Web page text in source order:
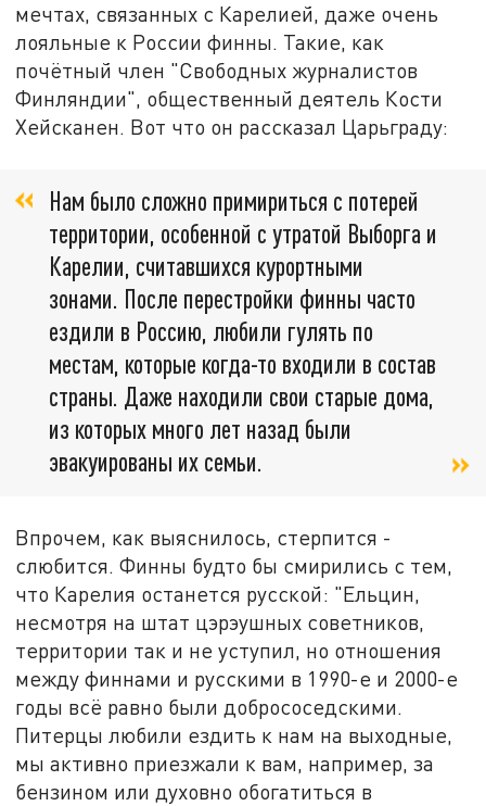
мечтах, связанных с Карелией, даже очень
лояльные к России финны. Такие, как
почётный член "Свободных журналистов
Финляндии", общественный деятель Кости
Хейсканен. Вот что он рассказал Царьграду:
Нам было сложно примириться с потерей
территории, особенной с утратой Выборга и
Карелии, считавшихся курортными
зонами. После перестройки финны часто
ездили в Россию, любили гулять по
местам, которые когда-то входили в состав
страны. Даже находили свои старые дома,
из которых много лет назад были
эвакуированы их семьи.
Впрочем, как выяснилось, стерпится -
слюбится. Финны будто бы смирились с тем,
что Карелия останется русской: "Ельцин,
несмотря на штат цэрэушных советников,
территории так и не уступил, но отношения
между финнами и русскими в 1990-е и 2000-е
годы всё равно были добрососедскими.
Питерцы любили ездить к нам на выходные,
мы активно приезжали к вам, например, за
бензином или духовно обогатиться в